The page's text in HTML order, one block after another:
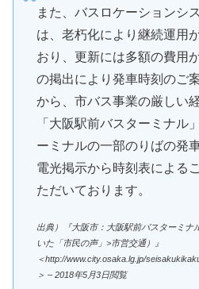
また、バスロケーションシ
は、老朽化により継続運用
おり、更新には多額の費用
の掲出により発車時刻のご
から、市バス事業の厳しい
「大阪駅前バスターミナル
ーミナルの一部のりばの発
電光掲示から時刻表による
ただいております。
出典）『大阪市：大阪駅前バスターミ
いた「市民の声」>市営交通）』
＜http://www.city.osaka.lg.jp/
＞ – 2018年5月3日閲覧